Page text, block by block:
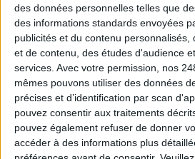
des données personnelles telles que
des informations standards envoyées
publicités et du contenu personnalisés,
et de contenu, des études d'audience
services. Avec votre permission, nos
mêmes pouvons utiliser des données
précises et d’identification par scan
pouvez consentir aux traitements
pouvez également refuser de donner
accéder à des informations plus
NOS OFFRES D'ABONNEMENTS
Mot de passe
Pas encore de
Je m'inscris pour
ou déposer